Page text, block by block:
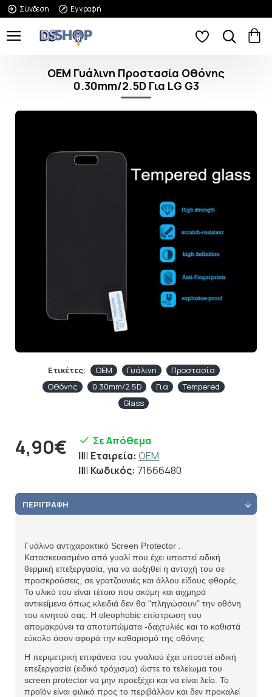
Σύνδεση Εγγραφή
OEM Γυάλινη Προστασία Οθόνης
0.30mm/2.5D Για LG G3
Ετικέτες: OEM Γυάλινη
Προστασία
Οθόνης
0.30mm/2.5D Για
Tempered
Glass
4,90€
Σε Απόθεμα
Εταιρεία: OEM
Κωδικός: 71666480
ΠΕΡΙΓΡΑΦΉ
Γυάλινο αντιχαρακτικό Screen Protector .
Κατασκευασμένο από γυαλί που έχει υποστεί ειδική
θερμική επεξεργασία, για να αυξηθεί η αντοχή του σε
προσκρούσεις, σε γρατζουνιές και άλλου είδους φθορές.
Το υλικό του είναι τέτοιο που ακόμη και αιχμηρά
αντικείμενα όπως κλειδιά δεν θα "πληγώσουν" την οθόνη
του κινητού σας. Η oleophobic επίστρωση του
απομακρύνει τα αποτυπώματα -δαχτυλιές και το καθιστά
εύκολο όσον αφορά την καθαρισμό της οθόνης
Η περιμετρική επιφάνεια του γυαλιού έχει υποστεί ειδική
επεξεργασία (ειδικό τρόχισμα) ώστε το τελείωμα του
screen protector να μην προεξέχει και να είναι λείο. Το
προϊόν είναι φιλικό προς το περιβάλλον και δεν προκαλεί